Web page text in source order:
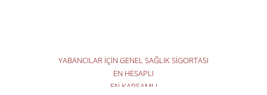
YABANCILAR İÇİN GENEL SAĞLIK SİGORTASI
EN HESAPLI
EN KAPSAMLI